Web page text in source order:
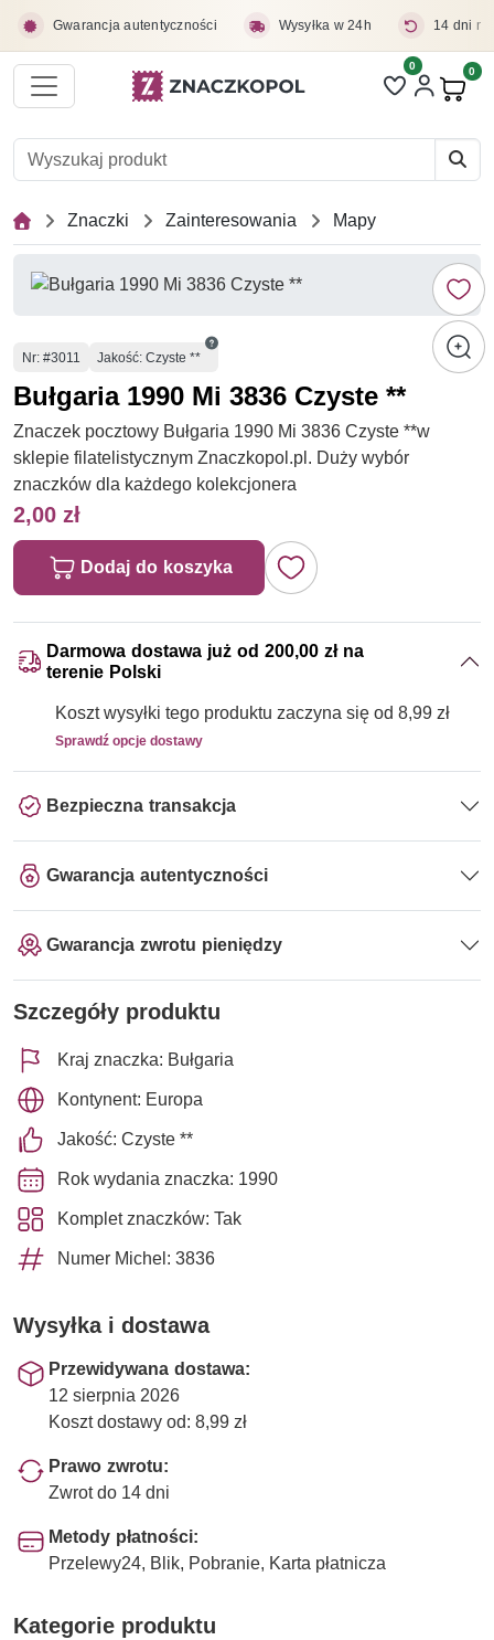
Gwarancja autentyczności Wysyłka w 24h 14 dni
Liczba pozycji
0 0
Znaczki Zainteresowania Mapy
Numer
Nr: #3011 Jakość: Czyste **
Bułgaria 1990 Mi 3836 Czyste **
Znaczek pocztowy Bułgaria 1990 Mi 3836 Czyste **w
sklepie filatelistycznym Znaczkopol.pl. Duży wybór
znaczków dla każdego kolekcjonera
2,00 zł
Dodaj do koszyka
Darmowa dostawa już od 200,00 zł na
terenie Polski
Koszt wysyłki tego produktu zaczyna się od 8,99 zł
Sprawdź opcje dostawy
Bezpieczna transakcja
Gwarancja autentyczności
Gwarancja zwrotu pieniędzy
Szczegóły produktu
Kraj znaczka: Bułgaria
Kontynent: Europa
Jakość: Czyste **
Rok wydania znaczka: 1990
Komplet znaczków: Tak
Numer Michel: 3836
Wysyłka i dostawa
Przewidywana dostawa:
12 sierpnia 2026
Koszt dostawy od: 8,99 zł
Prawo zwrotu:
Zwrot do 14 dni
Metody płatności:
Przelewy24, Blik, Pobranie, Karta płatnicza
Kategorie produktu